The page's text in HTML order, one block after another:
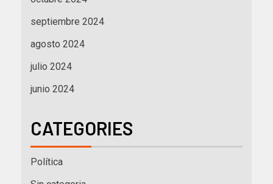
septiembre 2024
agosto 2024
julio 2024
junio 2024
CATEGORIES
Política